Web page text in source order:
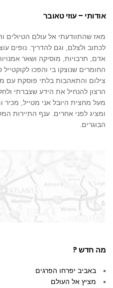
אודותי – עוזי טאובר
מאז שהתוודעתי אל עולם הטיולים
לכתוב ולצלם, וגם להדריך. נופים
אדם, תרבויות, מוסיקה ושאר
החומרים שנוצקו בי והפכו
צילום והתאהבות בלתי פוסקת עם
הרצון להנחיל את הידע שצברתי
מעל מחצית היובל אני מטייל,
ומציג לפני אחרים. ענף התיירות
הבוגרים.
מה חדש ?
באביב יפרחו הפרגים
מציץ אל העולם